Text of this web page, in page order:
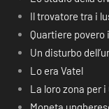
Il trovatore tra i
Quartiere povero
Un disturbo
Lo era Vatel
La loro zona per i